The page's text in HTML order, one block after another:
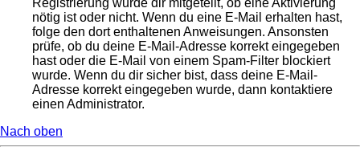
Registrierung wurde dir mitgeteilt, ob eine Aktivierung
nötig ist oder nicht. Wenn du eine E-Mail erhalten hast,
folge den dort enthaltenen Anweisungen. Ansonsten
prüfe, ob du deine E-Mail-Adresse korrekt eingegeben
hast oder die E-Mail von einem Spam-Filter blockiert
wurde. Wenn du dir sicher bist, dass deine E-Mail-
Adresse korrekt eingegeben wurde, dann kontaktiere
einen Administrator.
Nach oben